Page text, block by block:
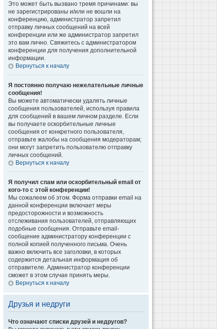
Это может быть вызвано тремя причинами: вы
не зарегистрированы и/или не вошли на
конференцию, администратор запретил
отправку личных сообщений на всей
конференции или же администратор запретил
это вам лично. Свяжитесь с администратором
конференции для получения дополнительной
информации.
Вернуться к началу
Я постоянно получаю нежелательные личные
сообщения!
Вы можете автоматически удалять личные
сообщения пользователей, используя правила
для сообщений в вашем личном разделе. Если
вы получаете оскорбительные личные
сообщения от конкретного пользователя,
отправьте жалобы на сообщения модераторам;
они могут запретить пользователю отправку
личных сообщений.
Вернуться к началу
Я получил спам или оскорбительный email от
кого-то с этой конференции!
Мы сожалеем об этом. Форма отправки email на
данной конференции включает меры
предосторожности и возможность
отслеживания пользователей, отправляющих
подобные сообщения. Отправьте email-
сообщение администратору конференции с
полной копией полученного письма. Очень
важно включить все заголовки, в которых
содержится детальная информация об
отправителе. Администратор конференции
сможет в этом случае принять меры.
Вернуться к началу
Друзья и недруги
Что означают списки друзей и недругов?